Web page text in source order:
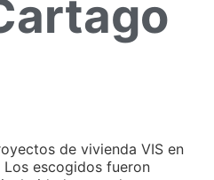
de vivienda VIS en
escogidos fueron